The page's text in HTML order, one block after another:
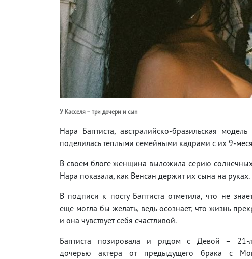
У Касселя – три дочери и сын
Нара Баптиста, австралийско-бразильская
поделилась теплыми семейными кадрами с их 9-
В своем блоге женщина выложила серию
Нара показала, как Венсан держит их сына на руках.
В подписи к посту Баптиста отметила, что не
еще могла бы желать, ведь осознает, что жизнь
и она чувствует себя счастливой.
Баптиста позировала и рядом с Девой – 21-
дочерью актера от предыдущего брака с